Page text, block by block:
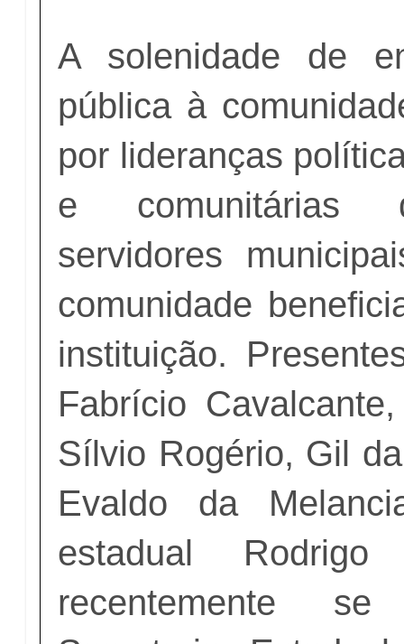
A solenidade de
pública à
por lideranças
e comunitárias
servidores
comunidade
instituição.
Fabrício
Sílvio Rogério, Gil
Evaldo da
estadual
recentemente